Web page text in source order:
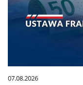
07.08.2026